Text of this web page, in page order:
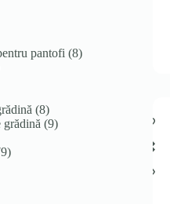
pantofi 88
88
produse
grădină 99
79